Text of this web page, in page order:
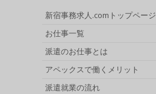
新宿事務求人.comトップページ
お仕事一覧
派遣のお仕事とは
アペックスで働くメリット
派遣就業の流れ